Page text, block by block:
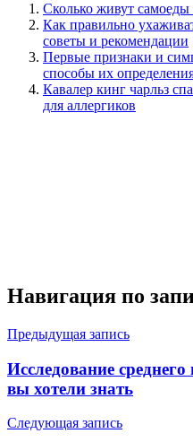
Сколько живут
Как правильно
советы и рекомендации
Первые признаки и
способы их
Кавалер кинг чарльз
для аллергиков
Навигация по
Предыдущая запись
Исследование
вы хотели знать
Следующая запись